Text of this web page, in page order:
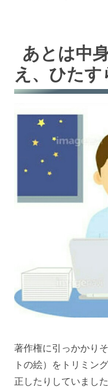
あとは中
え、ひたす
著作権に引っかかり
トの絵）をトリミン
正したりしていました